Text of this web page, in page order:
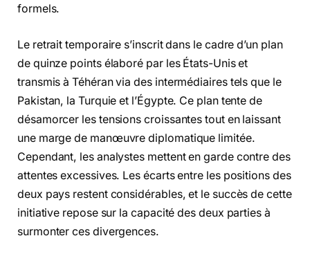
formels.
Le retrait temporaire s’inscrit dans le cadre d’un plan
de quinze points élaboré par les États-Unis et
transmis à Téhéran via des intermédiaires tels que le
Pakistan, la Turquie et l’Égypte. Ce plan tente de
désamorcer les tensions croissantes tout en laissant
une marge de manœuvre diplomatique limitée.
Cependant, les analystes mettent en garde contre des
attentes excessives. Les écarts entre les positions des
deux pays restent considérables, et le succès de cette
initiative repose sur la capacité des deux parties à
surmonter ces divergences.